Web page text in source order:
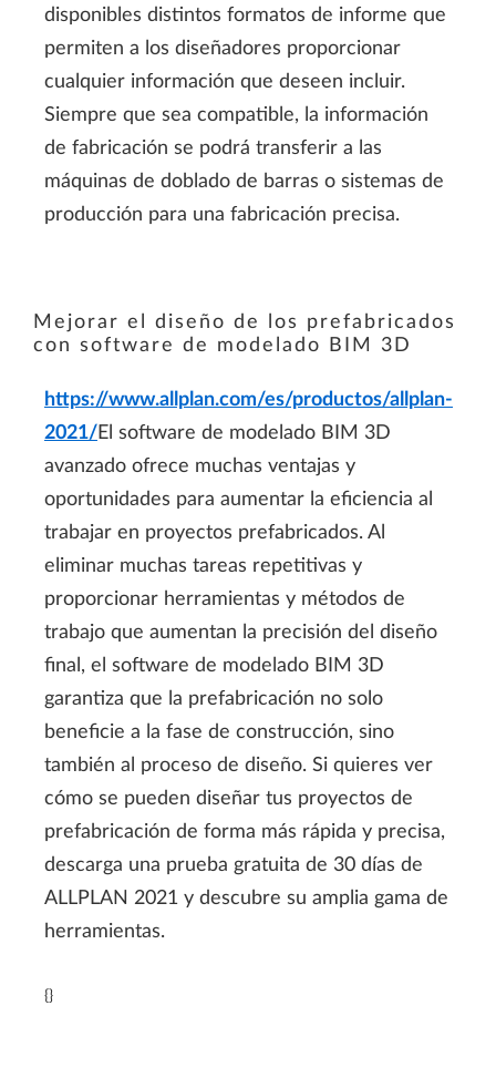
disponibles distintos formatos de informe que
permiten a los diseñadores proporcionar
cualquier información que deseen incluir.
Siempre que sea compatible, la información
de fabricación se podrá transferir a las
máquinas de doblado de barras o sistemas de
producción para una fabricación precisa.
Mejorar el diseño de los prefabricados
con software de modelado BIM 3D
https://www.allplan.com/es/productos/allplan-
2021/El software de modelado BIM 3D
avanzado ofrece muchas ventajas y
oportunidades para aumentar la eficiencia al
trabajar en proyectos prefabricados. Al
eliminar muchas tareas repetitivas y
proporcionar herramientas y métodos de
trabajo que aumentan la precisión del diseño
final, el software de modelado BIM 3D
garantiza que la prefabricación no solo
beneficie a la fase de construcción, sino
también al proceso de diseño. Si quieres ver
cómo se pueden diseñar tus proyectos de
prefabricación de forma más rápida y precisa,
descarga una prueba gratuita de 30 días de
ALLPLAN 2021 y descubre su amplia gama de
herramientas.
{}